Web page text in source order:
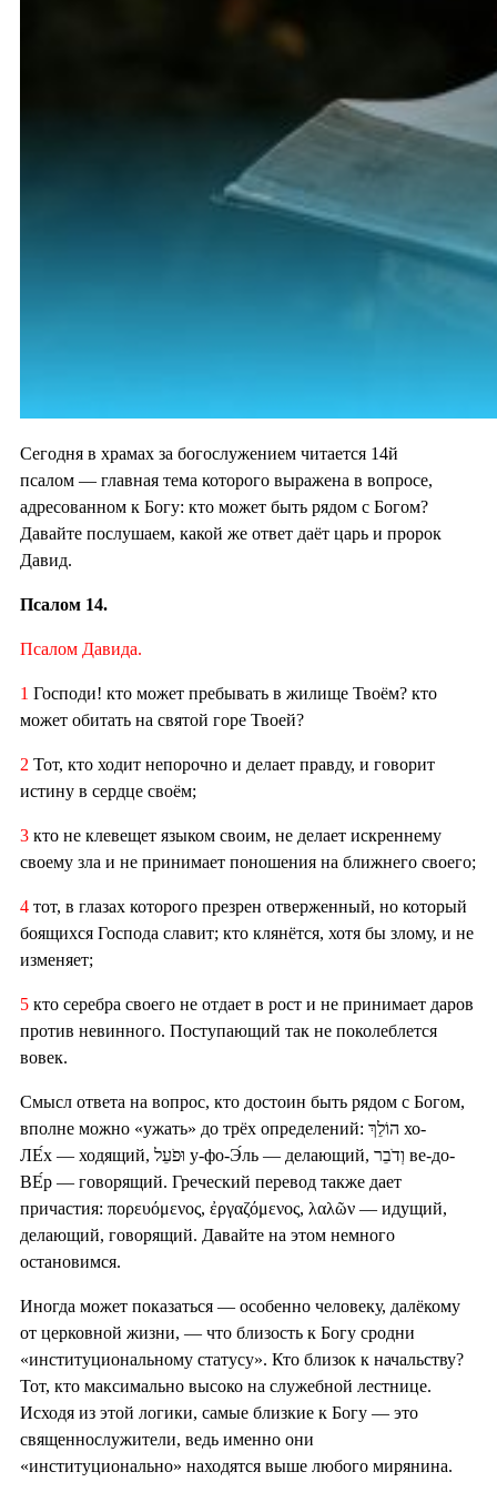
Сегодня в храмах за богослужением читается 14й
псалом — главная тема которого выражена в вопросе,
адресованном к Богу: кто может быть рядом с Богом?
Давайте послушаем, какой же ответ даёт царь и пророк
Давид.
Псалом 14.
Псалом Давида.
1 Господи! кто может пребывать в жилище Твоём? кто
может обитать на святой горе Твоей?
2 Тот, кто ходит непорочно и делает правду, и говорит
истину в сердце своём;
3 кто не клевещет языком своим, не делает искреннему
своему зла и не принимает поношения на ближнего своего;
4 тот, в глазах которого презрен отверженный, но который
боящихся Господа славит; кто клянётся, хотя бы злому, и не
изменяет;
5 кто серебра своего не отдает в рост и не принимает даров
против невинного. Поступающий так не поколеблется
вовек.
Смысл ответа на вопрос, кто достоин быть рядом с Богом,
вполне можно «ужать» до трёх определений: הוֹלֵךְ хо-
ЛЕ́х — ходящий, וּפֹעֵל у-фо-Э́ль — делающий, וְדֹבֵר ве-до-
ВЕ́р — говорящий. Греческий перевод также дает
причастия: πορευόμενος, ἐργαζόμενος, λαλῶν — идущий,
делающий, говорящий. Давайте на этом немного
остановимся.
Иногда может показаться — особенно человеку, далёкому
от церковной жизни, — что близость к Богу сродни
«институциональному статусу». Кто близок к начальству?
Тот, кто максимально высоко на служебной лестнице.
Исходя из этой логики, самые близкие к Богу — это
священнослужители, ведь именно они
«институционально» находятся выше любого мирянина.